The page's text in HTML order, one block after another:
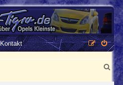
Opel Corsa und Tigra
Kontakt
S
u